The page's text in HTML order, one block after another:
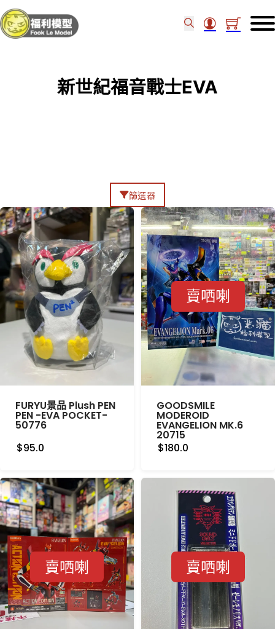
新世紀福音戰士EVA
篩選器
FURYU景品 Plush PEN
PEN -EVA POCKET-
50776
$95.0
賣哂喇
GOODSMILE
MODEROID
EVANGELION MK.6
20715
$180.0
賣哂喇 賣哂喇